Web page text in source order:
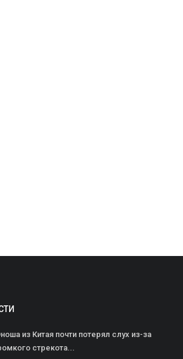
из Китая почти потерял слух из-за
стрекота...